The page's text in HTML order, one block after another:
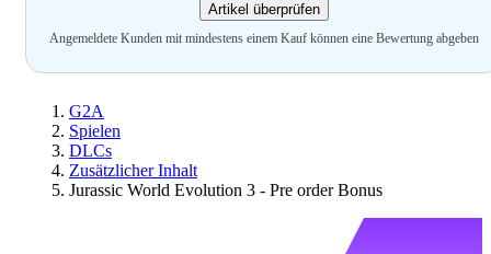
Artikel überprüfen
Angemeldete Kunden mit mindestens einem Kauf können eine Bewertung abgeben
G2A
Spielen
DLCs
Zusätzlicher Inhalt
Jurassic World Evolution 3 - Pre order Bonus